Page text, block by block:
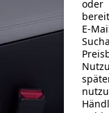
E-